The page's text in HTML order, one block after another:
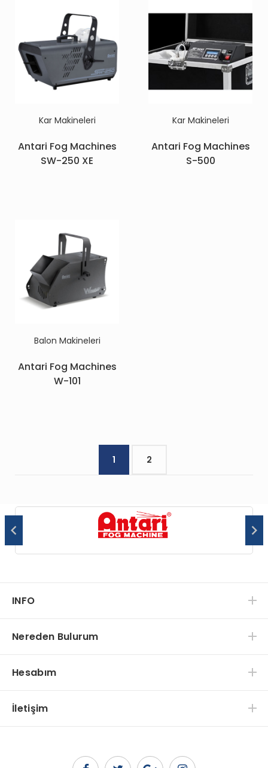
Kar Makineleri
Antari Fog Machines
SW-250 XE
Kar Makineleri
Antari Fog Machines
S-500
Balon Makineleri
Antari Fog Machines
W-101
1
INFO
Nereden Bulurum
Hesabım
İletişim